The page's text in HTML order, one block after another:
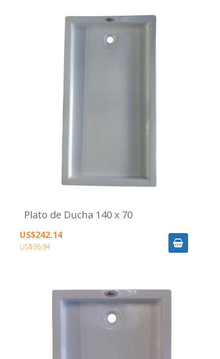
Plato de Ducha 140 x 70
US$242.14
US$36.94